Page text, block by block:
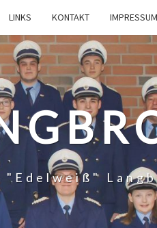
LINKS KONTAKT IMPRESSUM
"Edelweiß"